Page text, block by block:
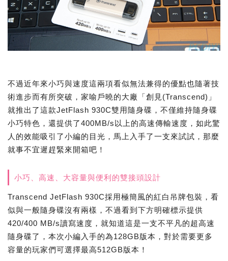
不過近年來小巧與速度這兩項看似無法兼得的優點也隨著技
術進步而有所突破，家喻戶曉的大廠「創見(Transcend)」
就推出了這款JetFlash 930C雙用隨身碟，不僅維持隨身碟
小巧特色，還提供了400MB/s以上的高速傳輸速度，如此驚
人的效能吸引了小編的目光，馬上入手了一支來試試，那麼
就事不宜遲趕緊來開箱吧！
小巧、高速、大容量與便利的雙接頭設計
Transcend JetFlash 930C採用極簡風的紅白吊牌包裝，看
似與一般隨身碟沒有兩樣，不過看到下方明確標示提供
420/400 MB/s讀寫速度，就知道這是一支不平凡的超高速
隨身碟了，本次小編入手的為128GB版本，對於需要更多
容量的玩家們可選擇最高512GB版本！